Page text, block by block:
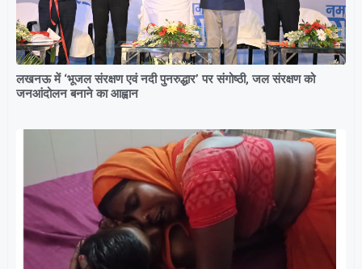
लखनऊ में ‘भूजल संरक्षण एवं नदी पुनरुद्धार’ पर संगोष्ठी, जल संरक्षण को
जनआंदोलन बनाने का आह्वान